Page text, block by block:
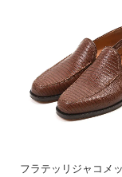
フラテッリジャコメ